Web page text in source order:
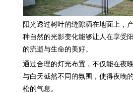
阳光透过树叶的缝隙洒在地面上，
种自然的光影变化能够让人在享受
的流逝与生命的美好。
通过合理的灯光布置，不仅能在夜
与白天截然不同的氛围，使得夜晚
松的气息。